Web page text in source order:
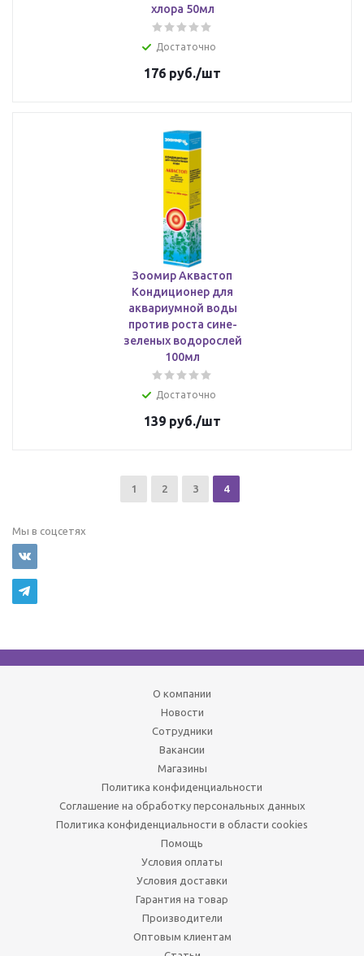
хлора 50мл
Достаточно
176 руб./шт
Зоомир Аквастоп
Кондиционер для
аквариумной воды
против роста сине-
зеленых водорослей
100мл
Достаточно
139 руб./шт
1 2 3 4
Мы в соцсетях
О компании
Новости
Сотрудники
Вакансии
Магазины
Политика конфиденциальности
Соглашение на обработку персональных данных
Политика конфиденциальности в области cookies
Помощь
Условия оплаты
Условия доставки
Гарантия на товар
Производители
Оптовым клиентам